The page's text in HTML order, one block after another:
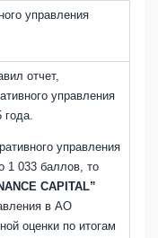
управления
отчет,
управления
управления
1 033 баллов, то
CAPITAL”
в АО
оценки по итогам